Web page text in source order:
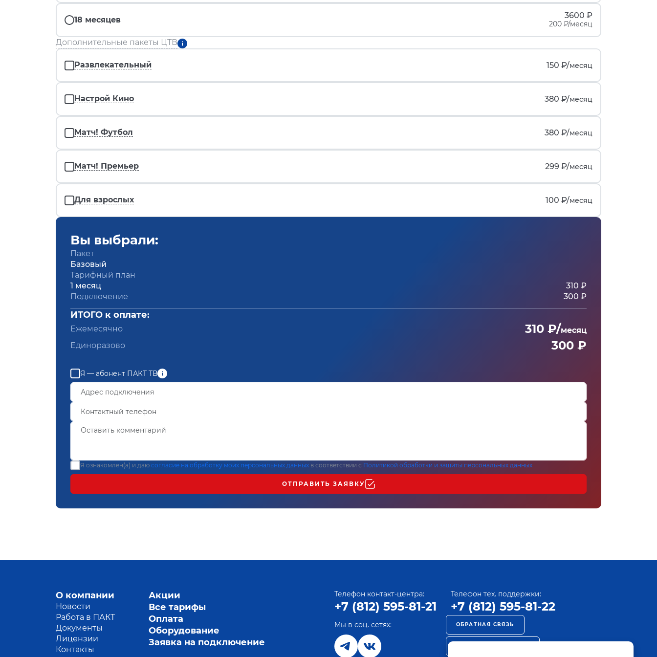
18 месяцев 3600 ₽
200 ₽/месяц
Дополнительные пакеты ЦТВ
Развлекательный 150 ₽/месяц
Настрой Кино 380 ₽/месяц
Матч! Футбол 380 ₽/месяц
Матч! Премьер 299 ₽/месяц
Для взрослых 100 ₽/месяц
Вы выбрали:
Пакет
Базовый
Тарифный план
1 месяц
310 ₽
Подключение
300 ₽
ИТОГО к оплате:
Ежемесячно 310 ₽/месяц
Единоразово
300 ₽
Я — абонент ПАКТ ТВ
Я ознакомлен(а) и даю согласие на обработку моих персональных данных в соответствии с Политикой обработки и защиты персональных данных
ОТПРАВИТЬ ЗАЯВКУ
О компании
Новости
Работа в ПАКТ
Документы
Лицензии
Контакты
Акции
Все тарифы
Оплата
Оборудование
Заявка на подключение
Телефон контакт-центра:
+7 (812) 595-81-21
Телефон тех. поддержки:
+7 (812) 595-81-22
Мы в соц. сетях: ОБРАТНАЯ СВЯЗЬ